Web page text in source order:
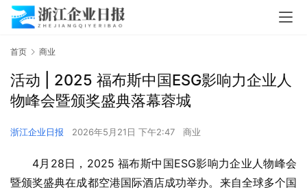
首页 商业
活动 | 2025 福布斯中国ESG影响力企业人
物峰会暨颁奖盛典落幕蓉城
浙江企业日报 2026年5月21日 下午2:47 商业
4月28日，2025 福布斯中国ESG影响力企业人物峰会
暨颁奖盛典在成都空港国际酒店成功举办。来自全球多个国